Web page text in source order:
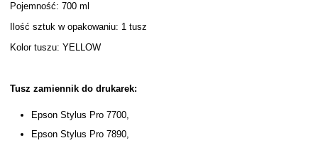
Pojemność: 700 ml
Ilość sztuk w opakowaniu: 1 tusz
Kolor tuszu: YELLOW
Tusz zamiennik do drukarek:
Epson Stylus Pro 7700,
Epson Stylus Pro 7890,